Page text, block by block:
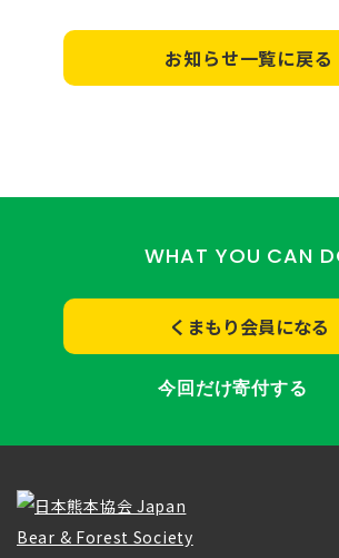
お知らせ一覧に戻る
WHAT YOU CAN
くまもり会員になる
今回だけ寄付する